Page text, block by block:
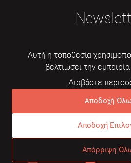
Εγγραφή
Συχνές ερωτήσεις
Αυτή η τοποθεσία
βελτιώσει την
Διαβάστε
Αποδοχή
Αποδοχή
Απόρριψη